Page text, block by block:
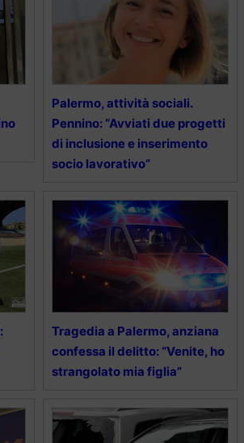
Palermo, attività sociali.
Pennino: “Avviati due progetti
di inclusione e inserimento
socio lavorativo”
Tragedia a Palermo, anziana
confessa il delitto: “Venite, ho
strangolato mia figlia”